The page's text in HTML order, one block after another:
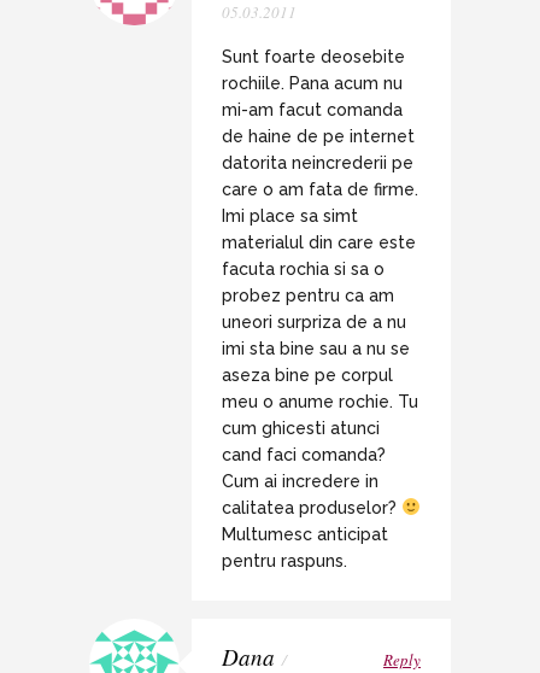
05.03.2011
Sunt foarte deosebite
rochiile. Pana acum nu
mi-am facut comanda
de haine de pe internet
datorita neincrederii pe
care o am fata de firme.
Imi place sa simt
materialul din care este
facuta rochia si sa o
probez pentru ca am
uneori surpriza de a nu
imi sta bine sau a nu se
aseza bine pe corpul
meu o anume rochie. Tu
cum ghicesti atunci
cand faci comanda?
Cum ai incredere in
calitatea produselor?
Multumesc anticipat
pentru raspuns.
Dana /
Reply